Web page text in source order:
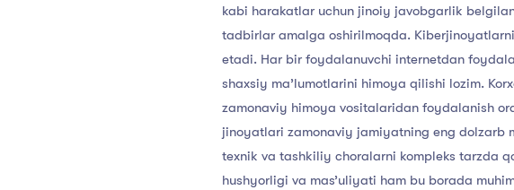
kabi harakatlar uchun jinoiy javobgarlik
tadbirlar amalga oshirilmoqda.
etadi. Har bir foydalanuvchi internetdan
shaxsiy ma’lumotlarini himoya qilishi lozim.
zamonaviy himoya vositalaridan foydalanish
jinoyatlari zamonaviy jamiyatning eng dolzarb
texnik va tashkiliy choralarni kompleks tarzda
hushyorligi va mas’uliyati ham bu borada